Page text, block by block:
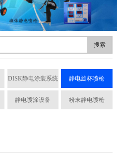
搜索
DISK静电涂装系统 静电旋杯喷枪
静电喷涂设备 粉末静电喷枪